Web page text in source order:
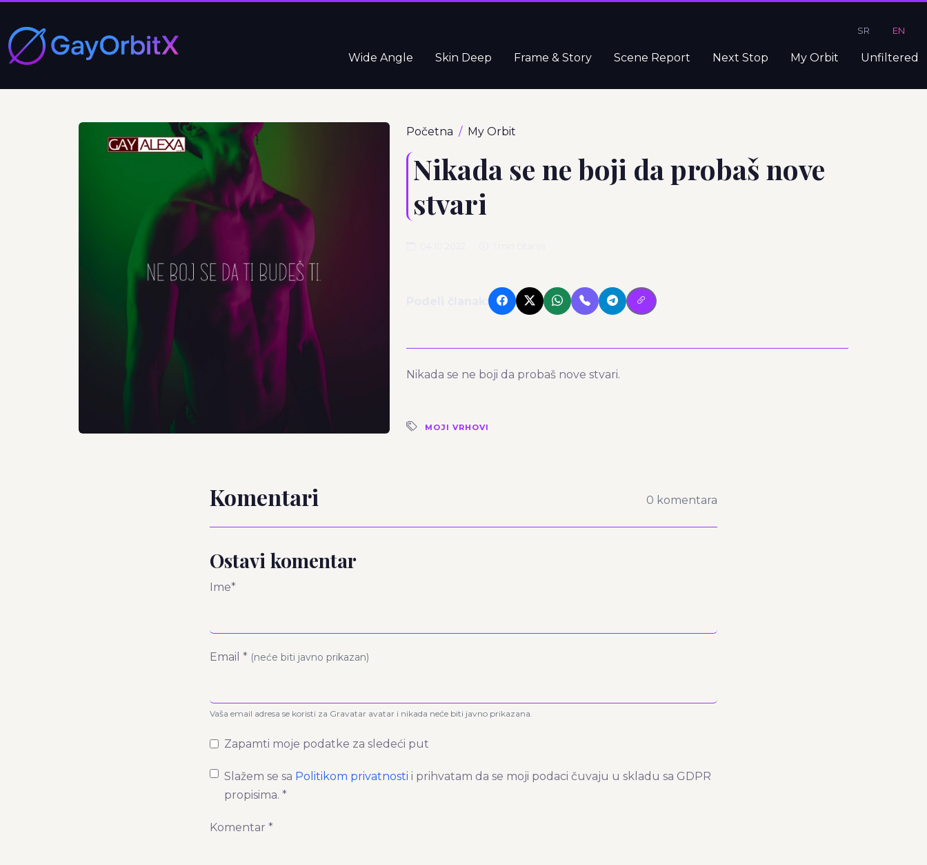
SR EN
Wide Angle Skin Deep Frame & Story Scene Report Next Stop My Orbit Unfiltered
Početna My Orbit
Nikada se ne boji da probaš nove
stvari
Nikada se ne boji da probaš nove stvari.
MOJI VRHOVI
Komentari 0 komentara
Ostavi komentar
Ime*
Email * (neće biti javno prikazan)
Vaša email adresa se koristi za Gravatar avatar i nikada neće biti javno prikazana.
Zapamti moje podatke za sledeći put
Slažem se sa Politikom privatnosti i prihvatam da se moji podaci čuvaju u skladu sa GDPR
propisima. *
Komentar *